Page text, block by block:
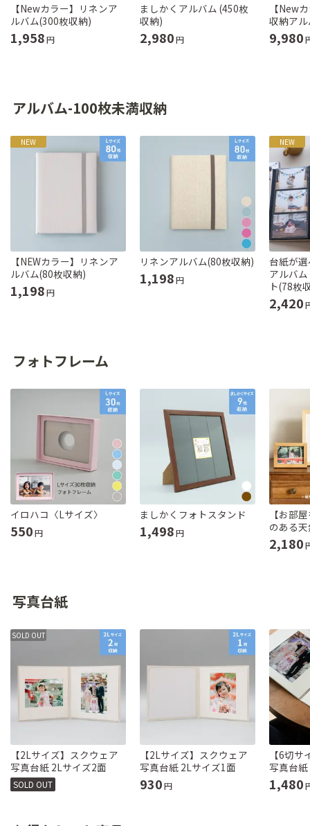
【Newカラー】リネンア
ルバム(300枚収納)
1,958円
ましかくアルバム (450枚
収納)
2,980円
【New
収納ア
9,980
アルバム-100枚未満収納
NEW
【NEWカラー】リネンア
ルバム(80枚収納)
1,198円
リネンアルバム(80枚収納)
1,198円
NEW
台紙が
アルバ
ト(78枚
2,420
フォトフレーム
イロハコ〈Lサイズ〉
550円
ましかくフォトスタンド
1,498円
【お部
のある
2,180
写真台紙
SOLD OUT
【2Lサイズ】スクウェア
写真台紙 2Lサイズ2面
SOLD OUT
【2Lサイズ】スクウェア
写真台紙 2Lサイズ1面
930円
【6切
写真台
1,480